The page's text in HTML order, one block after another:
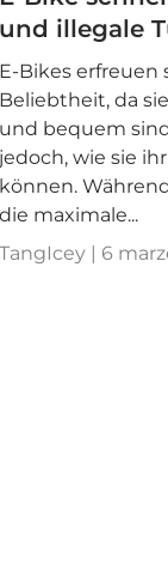
und illegale
E-Bikes
Beliebtheit, da
und bequem
jedoch, wie sie
können.
die maximale...
TangIcey | 6